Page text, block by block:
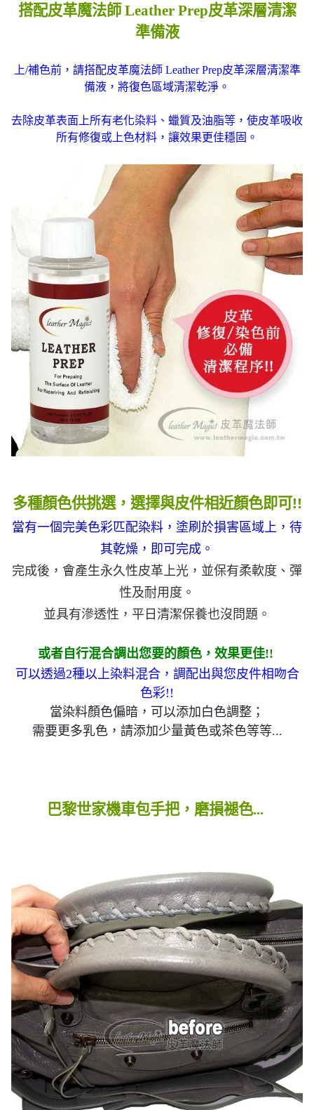
搭配皮革魔法師 Leather Prep皮革深層清潔
準備液
上/補色前，請搭配皮革魔法師 Leather Prep皮革深層清潔準
備液，將復色區域清潔乾淨。
去除皮革表面上所有老化染料、蠟質及油脂等，使皮革吸收
所有修復或上色材料，讓效果更佳穩固。
多種顏色供挑選，選擇與皮件相近顏色即可!!
當有一個完美色彩匹配染料，塗刷於損害區域上，待
其乾燥，即可完成 。
完成後，會產生永久性皮革上光，並保有柔軟度、彈
性及耐用度。
並具有滲透性，平日清潔保養也沒問題。
或者自行混合調出您要的顏色，效果更佳!!
可以透過2種以上染料混合，調配出與您皮件相吻合
色彩!!
當染料顏色偏暗，可以添加白色調整；
需要更多乳色，請添加少量黃色或茶色等等...
巴黎世家機車包手把，磨損褪色...